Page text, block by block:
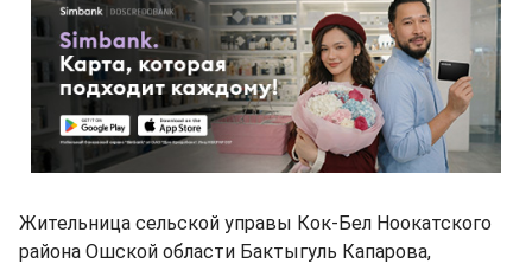
Жительница сельской управы Кок-Бел Ноокатского
района Ошской области Бактыгуль Капарова,